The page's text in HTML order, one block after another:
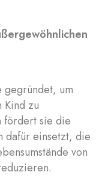
gegründet, um
Kind zu
fördert sie die
dafür einsetzt, die
von